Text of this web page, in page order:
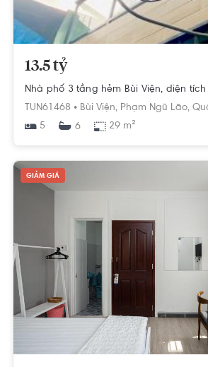
13.5 tỷ
Nhà phố 3 tầng hẻm Bùi Viện, diện
TUN61468 • Bùi Viện, Phạm Ngũ Lão,
5
6 29 m²
GIẢM GIÁ